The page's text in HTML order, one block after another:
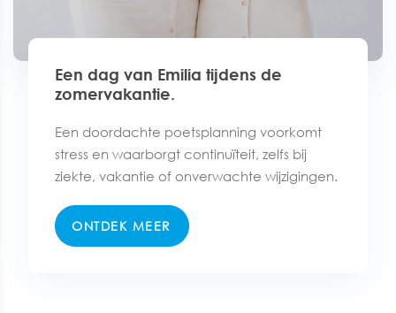
Een dag van Emilia tijdens de
zomervakantie.
Een doordachte poetsplanning voorkomt
stress en waarborgt continuïteit, zelfs bij
ziekte, vakantie of onverwachte wijzigingen.
ONTDEK MEER